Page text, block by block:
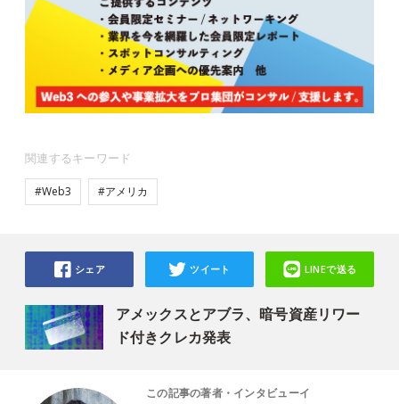
関連するキーワード
#Web3 #アメリカ
アメックスとアブラ、暗号資産リワー
ド付きクレカ発表
シェア ツイート LINEで送る
この記事の著者・インタビューイ